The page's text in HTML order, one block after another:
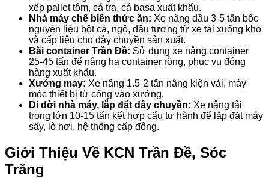
xếp pallet tôm, cá tra, cá basa xuất khẩu.
Nhà máy chế biến thức ăn: Xe nâng dầu 3-5 tấn bốc
nguyên liệu bột cá, ngô, đậu tương từ xe tải xuống kho
và cấp liệu cho dây chuyền sản xuất.
Bãi container Trần Đề: Sử dụng xe nâng container
25-45 tấn để nâng hạ container rỗng, phục vụ đóng
hàng xuất khẩu.
Xưởng may: Xe nâng 1.5-2 tấn nâng kiện vải, máy
móc thiết bị từ cổng vào xưởng.
Di dời nhà máy, lắp đặt dây chuyền: Xe nâng tải
trọng lớn 10-15 tấn kết hợp cẩu tự hành để lắp đặt máy
sấy, lò hơi, hệ thống cấp đông.
Giới Thiệu Về KCN Trần Đề, Sóc
Trăng